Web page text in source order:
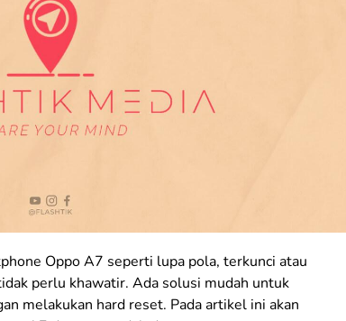
Oppo A7 seperti lupa pola, terkunci atau
perlu khawatir. Ada solusi mudah untuk
melakukan hard reset. Pada artikel ini akan